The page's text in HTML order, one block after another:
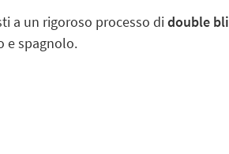
a un rigoroso processo didouble
e spagnolo.